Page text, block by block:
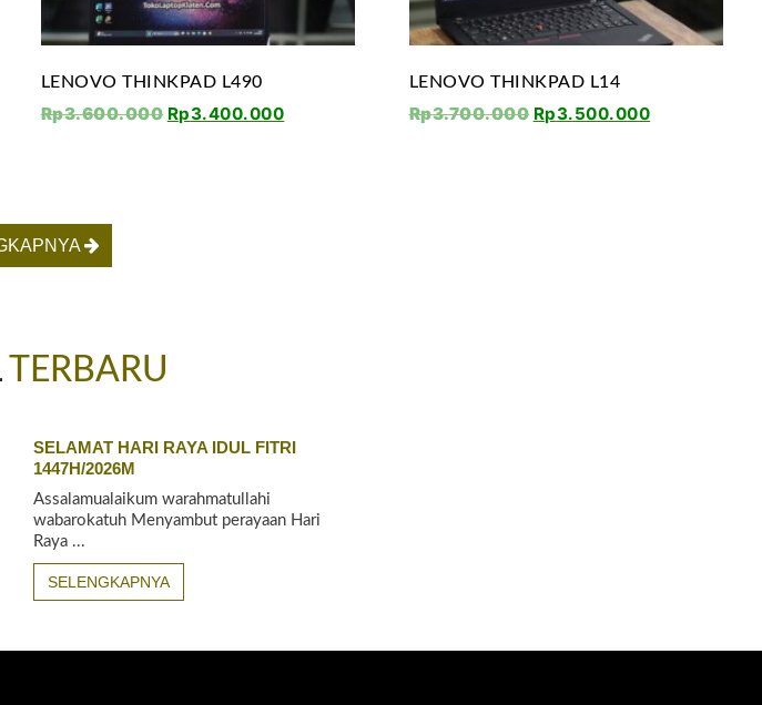
LENOVO THINKPAD L490
Rp3.600.000 Rp3.400.000
LENOVO THINKPAD L14
Rp3.700.000 Rp3.500.000
TERBARU
SELAMAT HARI RAYA IDUL FITRI
1447H/2026M
Assalamualaikum warahmatullahi
wabarokatuh Menyambut perayaan Hari
Raya ...
SELENGKAPNYA